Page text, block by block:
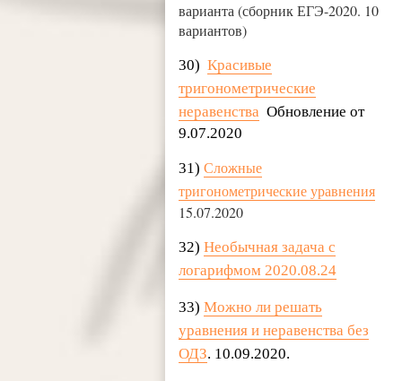
варианта (сборник ЕГЭ-2020. 10
вариантов)
30)Красивые
тригонометрические
неравенства Обновление от
9.07.2020
31)Сложные
тригонометрические уравнения
15.07.2020
32)Необычная задача с
логарифмом 2020.08.24
33)Можно ли решать
уравнения и неравенства без
ОДЗ. 10.09.2020.